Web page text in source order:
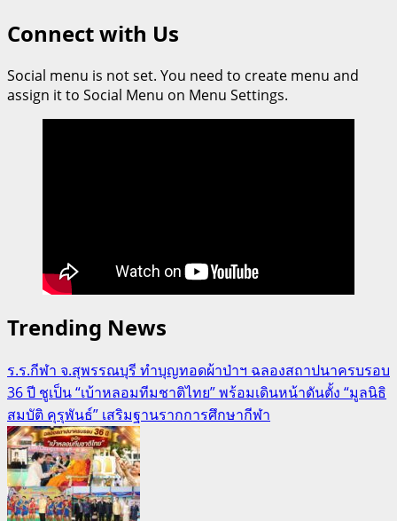
Connect with Us
Social menu is not set. You need to create menu and
assign it to Social Menu on Menu Settings.
Trending News
ร.ร.กีฬา จ.สุพรรณบุรี ทำบุญทอดผ้าป่าฯ ฉลองสถาปนาครบรอบ
36 ปี ชูเป็น “เบ้าหลอมทีมชาติไทย” พร้อมเดินหน้าดันตั้ง “มูลนิธิ
สมบัติ คุรุพันธ์” เสริมฐานรากการศึกษากีฬา